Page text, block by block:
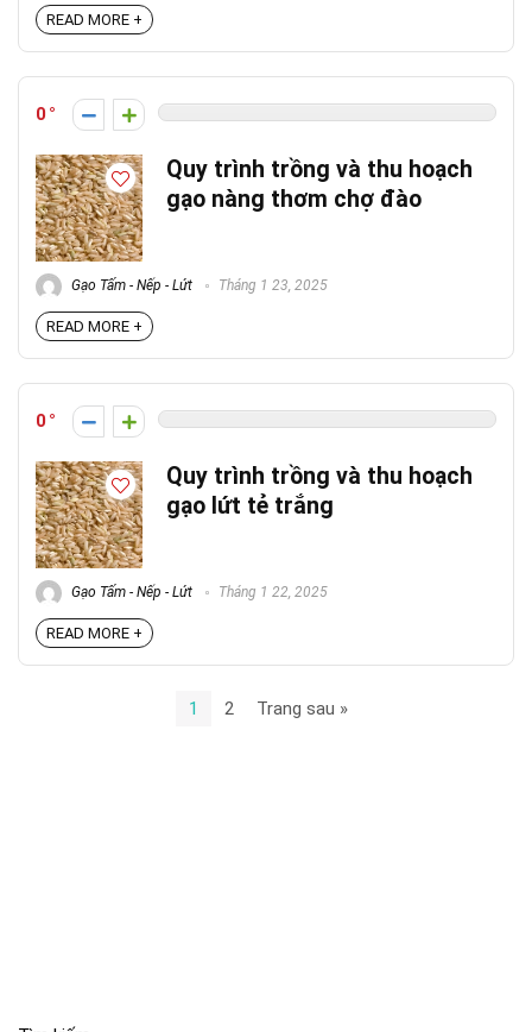
READ MORE +
0
Quy trình trồng và thu hoạch
gạo nàng thơm chợ đào
Gạo Tấm - Nếp - Lứt Tháng 1 23, 2025
READ MORE +
0
Quy trình trồng và thu hoạch
gạo lứt tẻ trắng
Gạo Tấm - Nếp - Lứt Tháng 1 22, 2025
READ MORE +
1 2 Trang sau »